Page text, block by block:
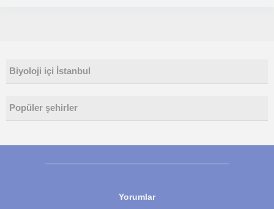
Biyoloji içi İstanbul
Popüler şehirler
Yorumlar